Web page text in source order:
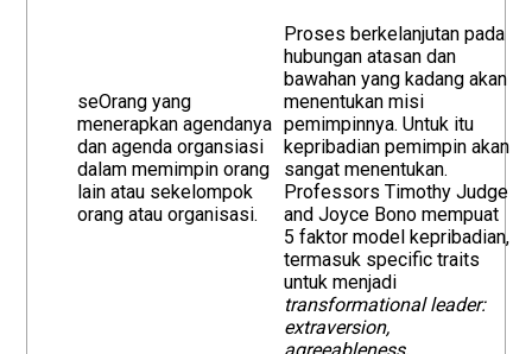
seOrang yang
menerapkan agendanya
dan agenda organsiasi
dalam memimpin orang
lain atau sekelompok
orang atau organisasi.
Proses berkelanjutan pada
hubungan atasan dan
bawahan yang kadang akan
menentukan misi
pemimpinnya. Untuk itu
kepribadian pemimpin akan
sangat menentukan.
Professors Timothy Judge
and Joyce Bono mempuat
5 faktor model kepribadian,
termasuk specific traits
untuk menjadi
transformational leader:
extraversion,